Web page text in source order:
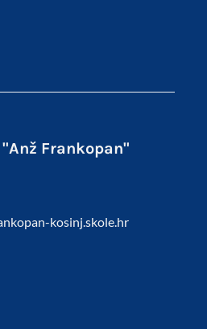
Frankopan"
kosinj.skole.hr